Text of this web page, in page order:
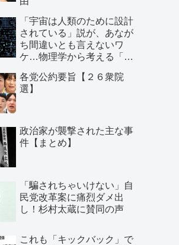
「宇宙は人類のために設計
されている」説が、あなが
ち間違いとも言えないワ
ケ…物理学から考える「こ
各党公約要旨【２６衆院
選】
政治家が襲撃された主な事
件【まとめ】
「騙されちゃいけない」自
民党改革案に痛烈ダメ出
し！杉村太蔵に賛同の声
これも「キックバック」で